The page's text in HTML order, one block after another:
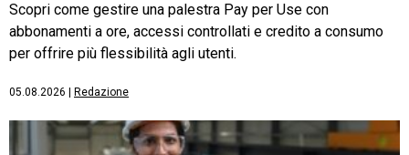
Scopri come gestire una palestra Pay per Use con
abbonamenti a ore, accessi controllati e credito a consumo
per offrire più flessibilità agli utenti.
05.08.2026 Redazione